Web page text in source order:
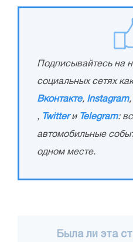
Подписывайтесь на
социальных сетях
Вконтакте, Instagram,
, Twitterи Telegram:
автомобильные
одном месте.
Была ли эта